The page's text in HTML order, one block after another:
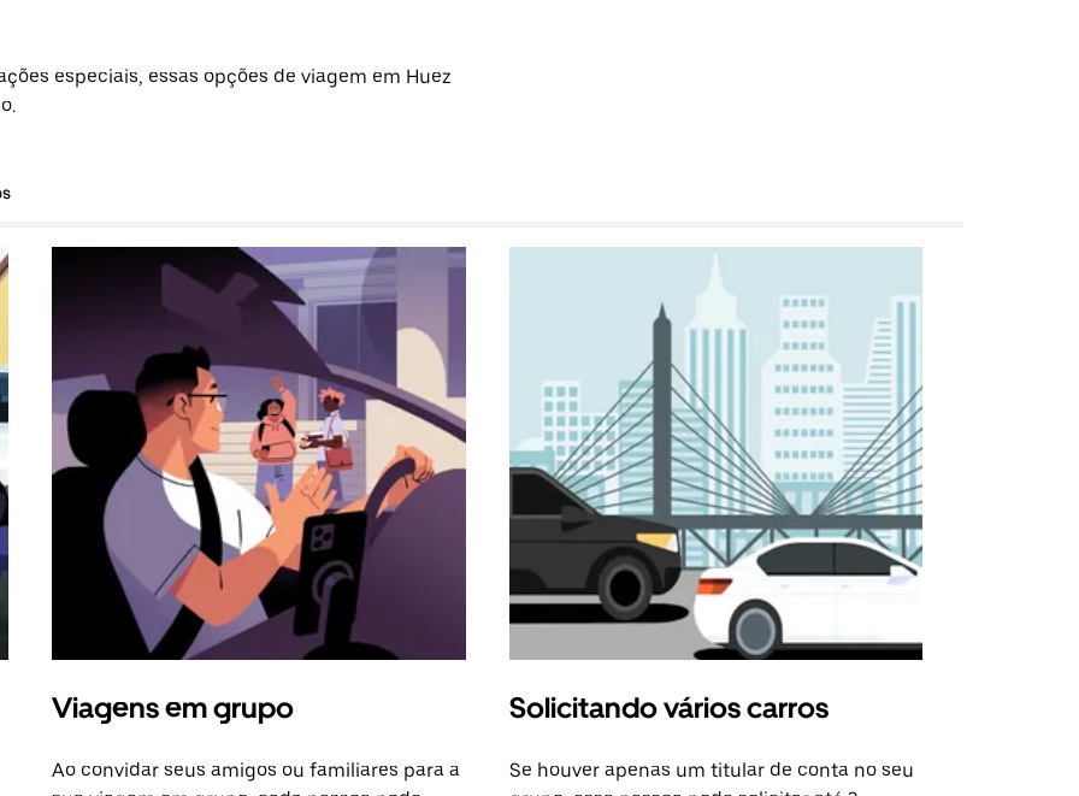
especiais, essas opções de viagem em Huez
Viagens em grupo
Ao convidar seus amigos ou familiares para a
Solicitando vários carros
Se houver apenas um titular de conta no seu